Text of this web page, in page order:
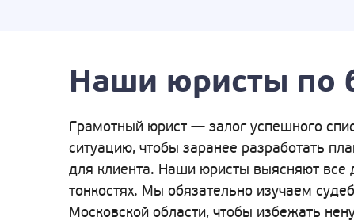
Наши юристы по
Грамотный юрист — залог успешного
ситуацию, чтобы заранее разработать
для клиента. Наши юристы выясняют все
тонкостях. Мы обязательно изучаем
Московской области, чтобы избежать